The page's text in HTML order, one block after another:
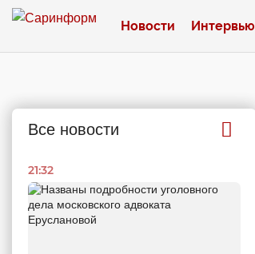
Новости Интервью
Все новости
21:32